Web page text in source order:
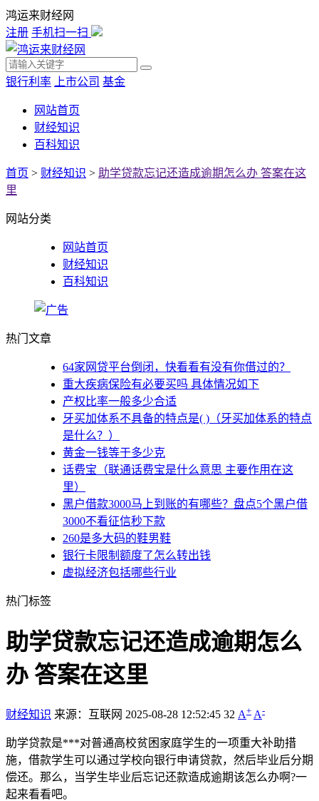
鸿运来财经网
注册 手机扫一扫
银行利率 上市公司 基金
网站首页
财经知识
百科知识
首页 > 财经知识 > 助学贷款忘记还造成逾期怎么办 答案在这
里
网站分类
网站首页
财经知识
百科知识
热门文章
64家网贷平台倒闭，快看看有没有你借过的？
重大疾病保险有必要买吗 具体情况如下
产权比率一般多少合适
牙买加体系不具备的特点是( )（牙买加体系的特点
是什么？）
黄金一钱等于多少克
话费宝（联通话费宝是什么意思 主要作用在这
里）
黑户借款3000马上到账的有哪些？盘点5个黑户借
3000不看征信秒下款
260是多大码的鞋男鞋
银行卡限制额度了怎么转出钱
虚拟经济包括哪些行业
热门标签
助学贷款忘记还造成逾期怎么
办 答案在这里
财经知识 来源：互联网 2025-08-28 12:52:45 32 A+ A-
助学贷款是***对普通高校贫困家庭学生的一项重大补助措
施，借款学生可以通过学校向银行申请贷款，然后毕业后分期
偿还。那么，当学生毕业后忘记还款造成逾期该怎么办啊?一
起来看看吧。